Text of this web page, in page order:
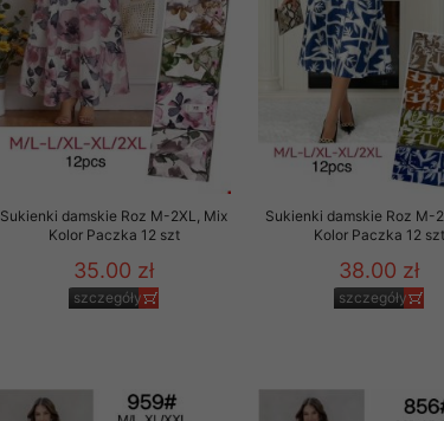
Sukienki damskie Roz M-2XL, Mix
Kolor Paczka 12 szt
35.00 zł
szczegóły
Sukienki damskie Roz M-
Kolor Paczka 12 szt
38.00 zł
szczegóły